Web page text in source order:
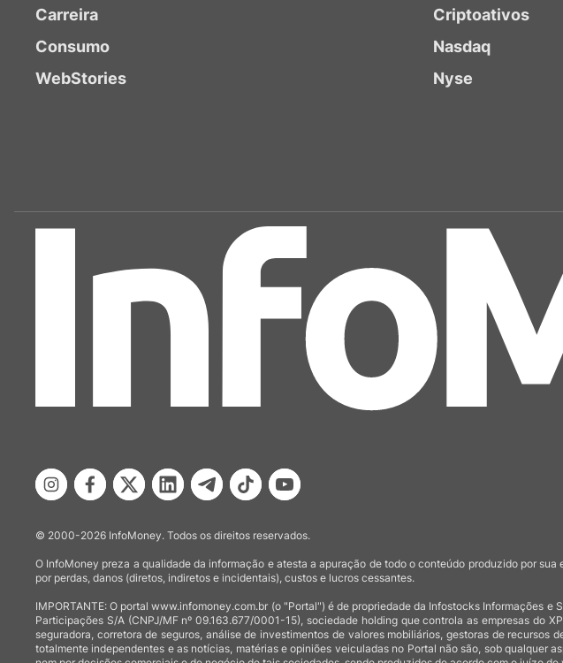
Carreira
Consumo
WebStories
Criptoativos
Nasdaq
Nyse
© 2000-2026 InfoMoney. Todos os direitos reservados.
O InfoMoney preza a qualidade da informação e atesta a apuração de todo o conteúdo produzido por
por perdas, danos (diretos, indiretos e incidentais), custos e lucros cessantes.
IMPORTANTE: O portal www.infomoney.com.br (o "Portal") é de propriedade da Infostocks Informações
Participações S/A (CNPJ/MF nº 09.163.677/0001-15), sociedade holding que controla as empresas do
seguradora, corretora de seguros, análise de investimentos de valores mobiliários, gestoras de
totalmente independentes e as notícias, matérias e opiniões veiculadas no Portal não são, sob qualquer